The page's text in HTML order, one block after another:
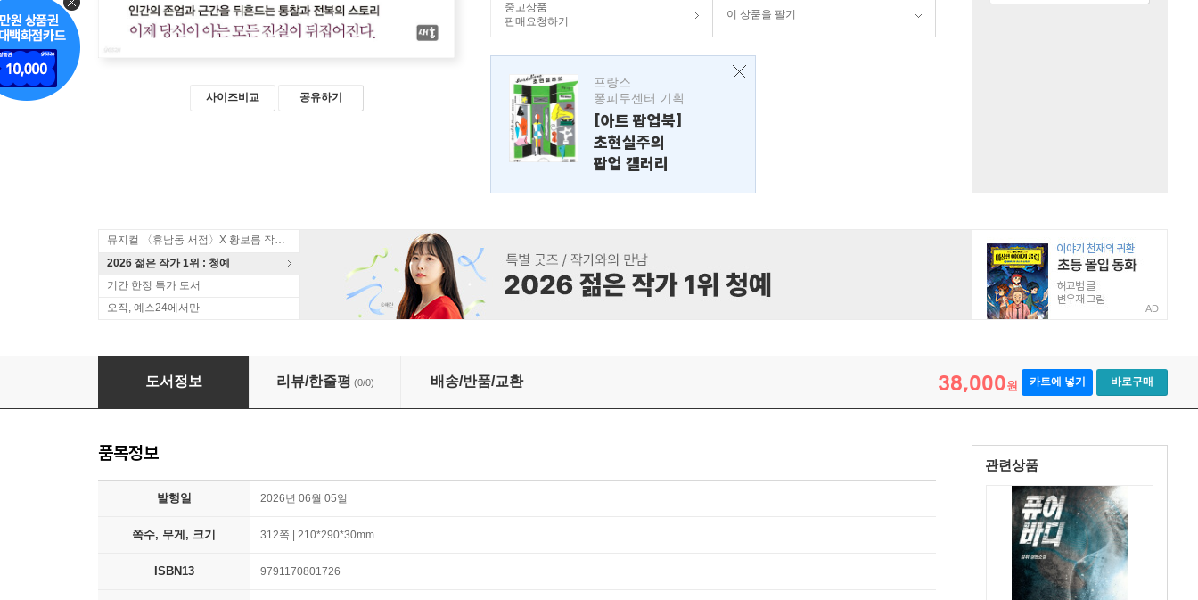
사이즈비교 공유하기
중고상품
판매요청하기
이 상품을 팔기
프랑스
퐁피두센터 기획
[아트 팝업북]
초현실주의
팝업 갤러리
뮤지컬 〈휴남동 서점〉X 황보름 작가 북토크
2026 젊은 작가 1위 : 청예
기간 한정 특가 도서
오직, 예스24에서만
AD
퓨어바디 (큰글자책)
도서정보 리뷰/한줄평 (0/0) 배송/반품/교환 38,000원 카트에 넣기 바로구매
관련상품
품목정보
발행일 2026년 06월 05일
쪽수, 무게, 크기 312쪽 | 210*290*30mm
ISBN13 9791170801726